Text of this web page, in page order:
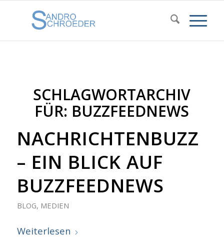
SCHLAGWORTARCHIV
FÜR: BUZZFEEDNEWS
NACHRICHTENBUZZ
– EIN BLICK AUF
BUZZFEEDNEWS
BLOG, MEDIEN
Weiterlesen